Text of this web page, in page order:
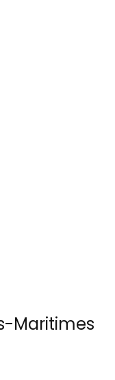
Maritimes